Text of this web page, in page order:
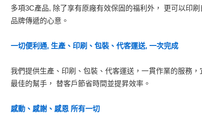
多項3C產品, 除了享有原廠有效保固的福利外 ， 更可以印
品牌傳遞的心意。
一切便利通, 生產、印刷、包裝、代客運送, 一次完成
我們提供生產、印刷、包裝、代客運送 ， 一貫作業的服務 ，
最佳的幫手 ， 替客戶節省時間並提昇效率。
感動、感謝、感恩 所有一切